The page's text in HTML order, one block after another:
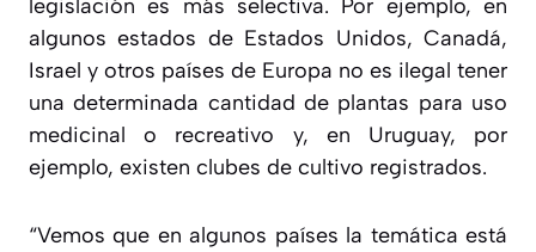
legislación es más selectiva. Por ejemplo, en
algunos estados de Estados Unidos, Canadá,
Israel y otros países de Europa no es ilegal tener
una determinada cantidad de plantas para uso
medicinal o recreativo y, en Uruguay, por
ejemplo, existen clubes de cultivo registrados.
“Vemos que en algunos países la temática está